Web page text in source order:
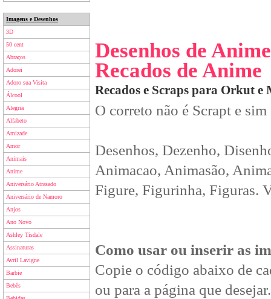
Imagens e Desenhos
3D
50 cent
Abraços
Adorei
Adoro sua Visita
Álcool
Alegria
Alfabeto
Amizade
Amor
Animais
Anime
Aniversário Atrasado
Aniversário de Namoro
Anjos
Ano Novo
Ashley Tisdale
Assinaturas
Avril Lavigne
Barbie
Bebês
Desenhos de Anime
Recados de Anime
Recados e Scraps para Orkut e
O correto não é Scrapt e
Desenhos, Dezenho,
Animacao, Animasão,
Figure, Figurinha, Figuras.
Como usar ou inserir as
Copie o código abaixo de
ou para a página que desejar.